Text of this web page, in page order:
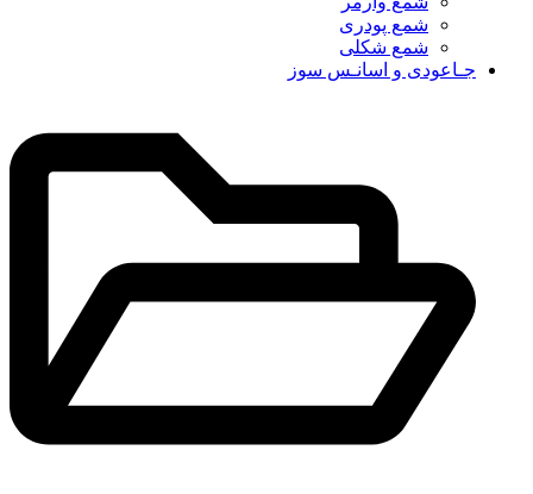
شمع پودری
شمع شکلی
جـاعودی و اسانـس سوز